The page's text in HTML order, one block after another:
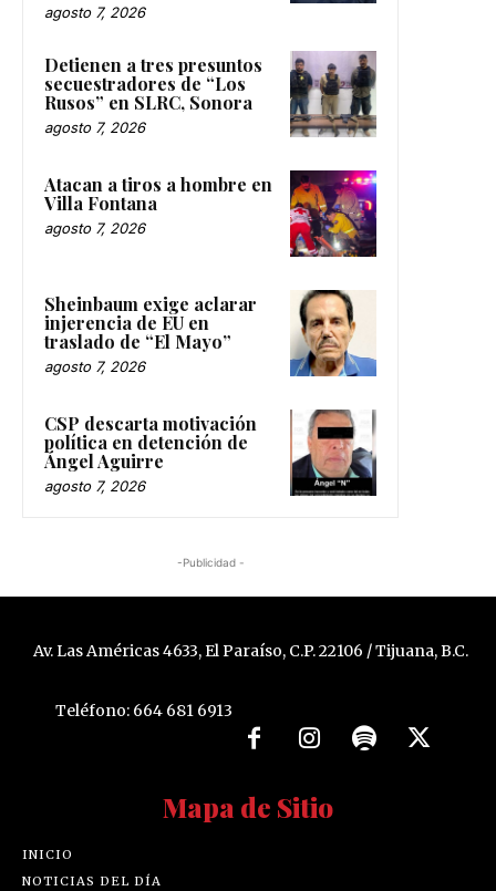
agosto 7, 2026
Detienen a tres presuntos
secuestradores de “Los
Rusos” en SLRC, Sonora
agosto 7, 2026
Atacan a tiros a hombre en
Villa Fontana
agosto 7, 2026
Sheinbaum exige aclarar
injerencia de EU en
traslado de “El Mayo”
agosto 7, 2026
CSP descarta motivación
política en detención de
Ángel Aguirre
agosto 7, 2026
-Publicidad -
Av. Las Américas 4633, El Paraíso, C.P. 22106 / Tijuana, B.C.
Teléfono: 664 681 6913
Mapa de Sitio
INICIO
NOTICIAS DEL DÍA